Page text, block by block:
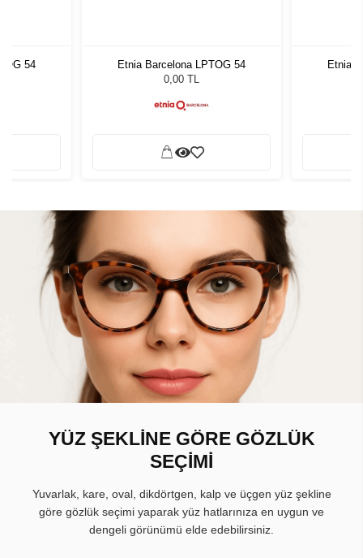
54
Etnia Barcelona LPTOG 54
0,00 TL
Etnia
YÜZ ŞEKLİNE GÖRE GÖZLÜK
SEÇİMİ
Yuvarlak, kare, oval, dikdörtgen, kalp ve üçgen yüz şekline
göre gözlük seçimi yaparak yüz hatlarınıza en uygun ve
dengeli görünümü elde edebilirsiniz.